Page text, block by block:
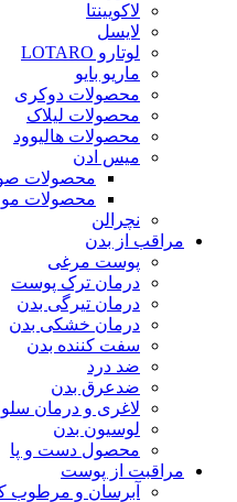
لاکویینتا
لایسل
لوتارو LOTARO
ماریو بایو
محصولات دوکری
محصولات لیلاک
محصولات هالیوود
میس ادن
محصولات
محصولات
نچرالن
مراقب از بدن
پوست مرغی
درمان ترک پوست
درمان تیرگی بدن
درمان خشکی بدن
سفت کننده بدن
ضد درد
ضدعرق بدن
لاغری و درمان
لوسیون بدن
محصول دست و پا
مراقبت از پوست
آبرسان و مرطوب